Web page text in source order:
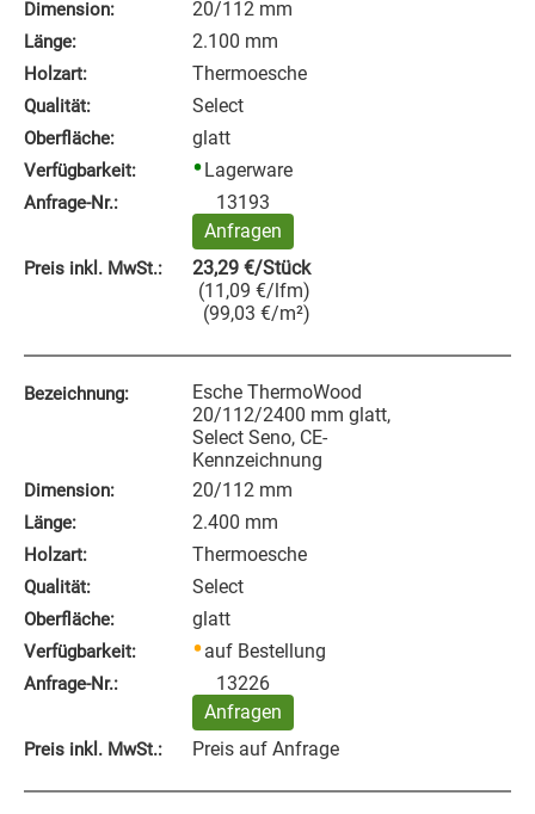
Dimension: 20/112 mm
Länge: 2.100 mm
Holzart: Thermoesche
Qualität: Select
Oberfläche: glatt
Verfügbarkeit: Lagerware
Anfrage‑Nr.:
13193
Anfragen
Preis inkl. MwSt.: 23,29 €/Stück
(11,09 €/lfm)
(99,03 €/m²)
Bezeichnung:
Esche ThermoWood
20/112/2400 mm glatt,
Select Seno, CE-
Kennzeichnung
Dimension: 20/112 mm
Länge: 2.400 mm
Holzart: Thermoesche
Qualität: Select
Oberfläche: glatt
Verfügbarkeit: auf Bestellung
Anfrage‑Nr.:
13226
Anfragen
Preis inkl. MwSt.: Preis auf Anfrage